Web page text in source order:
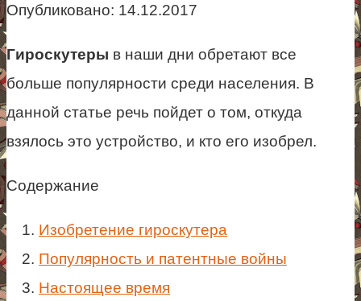
Опубликовано: 14.12.2017
Гироскутеры в наши дни обретают все
больше популярности среди населения. В
данной статье речь пойдет о том, откуда
взялось это устройство, и кто его изобрел.
Содержание
Изобретение гироскутера
Популярность и патентные войны
Настоящее время